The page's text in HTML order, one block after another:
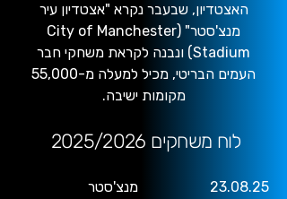
האצטדיון, שבעבר נקרא "אצטדיון עיר
מנצ'סטר" (City of Manchester
Stadium) ונבנה לקראת משחקי חבר
העמים הבריטי, מכיל למעלה מ-55,000
מקומות ישיבה.
2025/2026 לוח משחקים
23.08.25 מנצ'סטר